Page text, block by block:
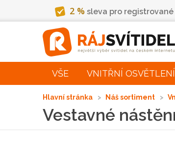
2 % sleva pro registrované
VŠE VNITŘNÍ OSVĚTLENÍ
Hlavní stránka Náš sortiment
Vestavné